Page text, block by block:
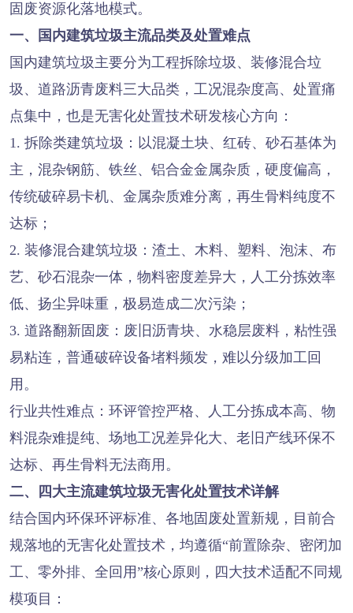
固废资源化落地模式。
一、国内建筑垃圾主流品类及处置难点
国内建筑垃圾主要分为工程拆除垃圾、装修混合垃
圾、道路沥青废料三大品类，工况混杂度高、处置痛
点集中，也是无害化处置技术研发核心方向：
1. 拆除类建筑垃圾：以混凝土块、红砖、砂石基体为
主，混杂钢筋、铁丝、铝合金金属杂质，硬度偏高，
传统破碎易卡机、金属杂质难分离，再生骨料纯度不
达标；
2. 装修混合建筑垃圾：渣土、木料、塑料、泡沫、布
艺、砂石混杂一体，物料密度差异大，人工分拣效率
低、扬尘异味重，极易造成二次污染；
3. 道路翻新固废：废旧沥青块、水稳层废料，粘性强
易粘连，普通破碎设备堵料频发，难以分级加工回
用。
行业共性难点：环评管控严格、人工分拣成本高、物
料混杂难提纯、场地工况差异化大、老旧产线环保不
达标、再生骨料无法商用。
二、四大主流建筑垃圾无害化处置技术详解
结合国内环保环评标准、各地固废处置新规，目前合
规落地的无害化处置技术，均遵循“前置除杂、密闭加
工、零外排、全回用”核心原则，四大技术适配不同规
模项目：